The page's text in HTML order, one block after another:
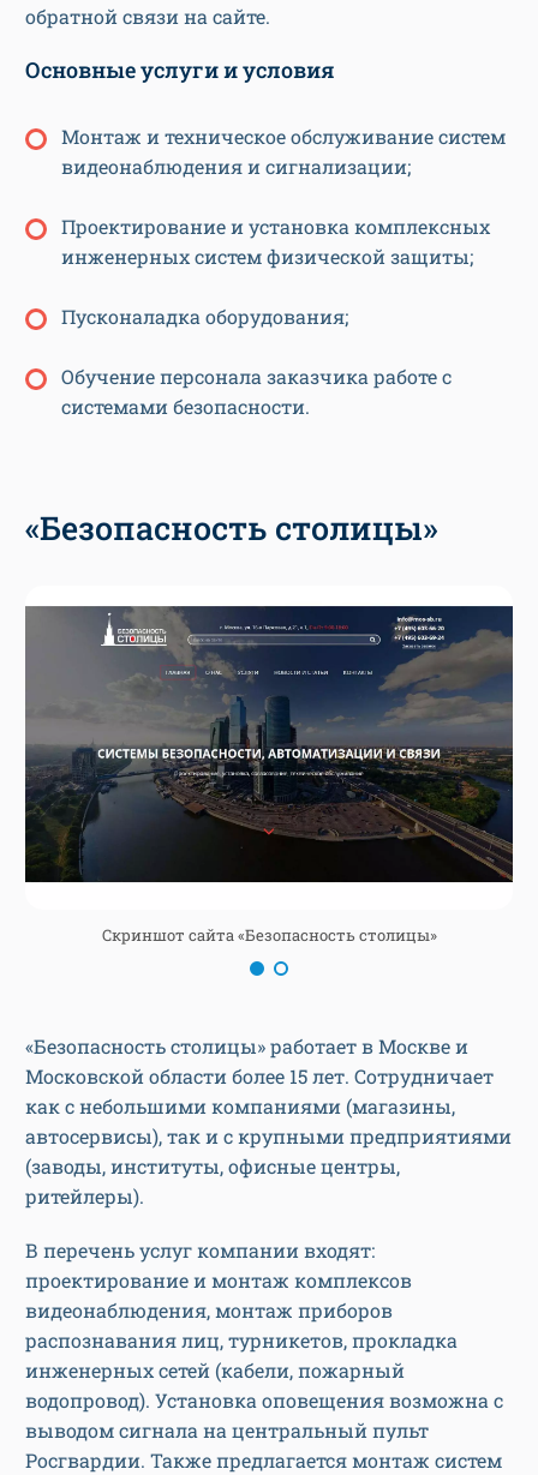
обратной связи на сайте.
Основные услуги и условия
Монтаж и техническое обслуживание систем
видеонаблюдения и сигнализации;
Проектирование и установка комплексных
инженерных систем физической защиты;
Пусконаладка оборудования;
Обучение персонала заказчика работе с
системами безопасности.
«Безопасность столицы»
Скриншот сайта «Безопасность столицы»
«Безопасность столицы» работает в Москве и
Московской области более 15 лет. Сотрудничает
как с небольшими компаниями (магазины,
автосервисы), так и с крупными предприятиями
(заводы, институты, офисные центры,
ритейлеры).
В перечень услуг компании входят:
проектирование и монтаж комплексов
видеонаблюдения, монтаж приборов
распознавания лиц, турникетов, прокладка
инженерных сетей (кабели, пожарный
водопровод). Установка оповещения возможна с
выводом сигнала на центральный пульт
Росгвардии. Также предлагается монтаж систем